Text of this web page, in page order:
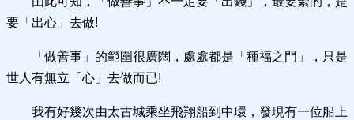
要「出心」去做!
「做善事」的範圍很廣闊，處處都是「種福之門」，只是
世人有無立「心」去做而已!
我有好幾次由太古城乘坐飛翔船到中環，發現有一位船上